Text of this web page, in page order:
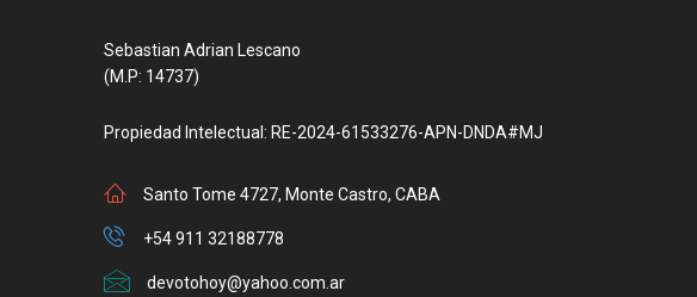
Sebastian Adrian Lescano
(M.P: 14737)
Propiedad Intelectual: RE-2024-61533276-APN-DNDA#MJ
Santo Tome 4727, Monte Castro, CABA
+54 911 32188778
devotohoy@yahoo.com.ar